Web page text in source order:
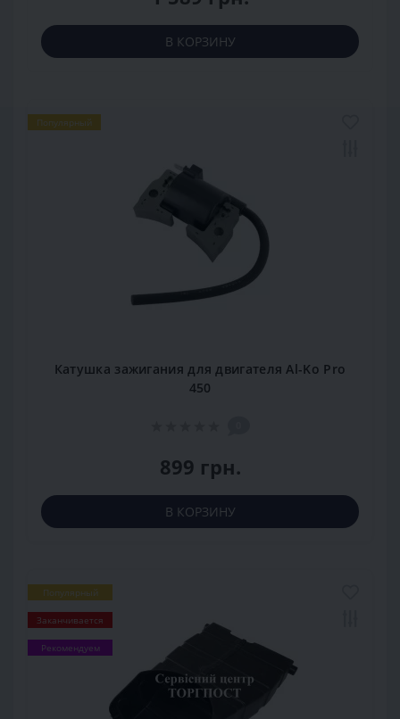
В КОРЗИНУ
Популярный
Катушка зажигания для двигателя Al-Ko Pro
450
899 грн.
В КОРЗИНУ
Популярный
Заканчивается
Рекомендуем